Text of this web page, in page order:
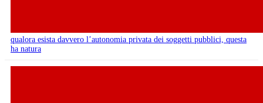
qualora esista davvero l’autonomia privata dei soggetti pubblici, questa
ha natura